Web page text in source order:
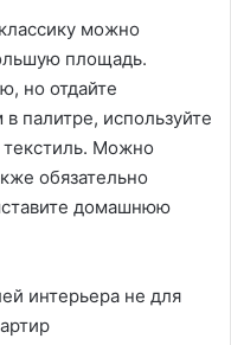
можно
площадь.
но отдайте
палитре, используйте
Можно
обязательно
домашнюю